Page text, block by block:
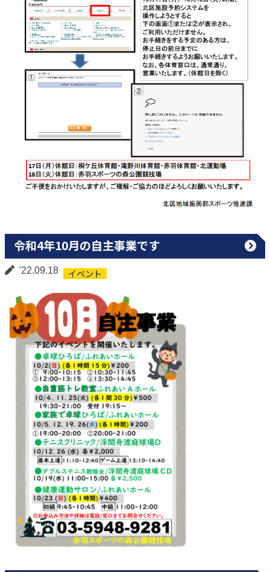
令和4年10月の自主事業です
'22.09.18 イベント